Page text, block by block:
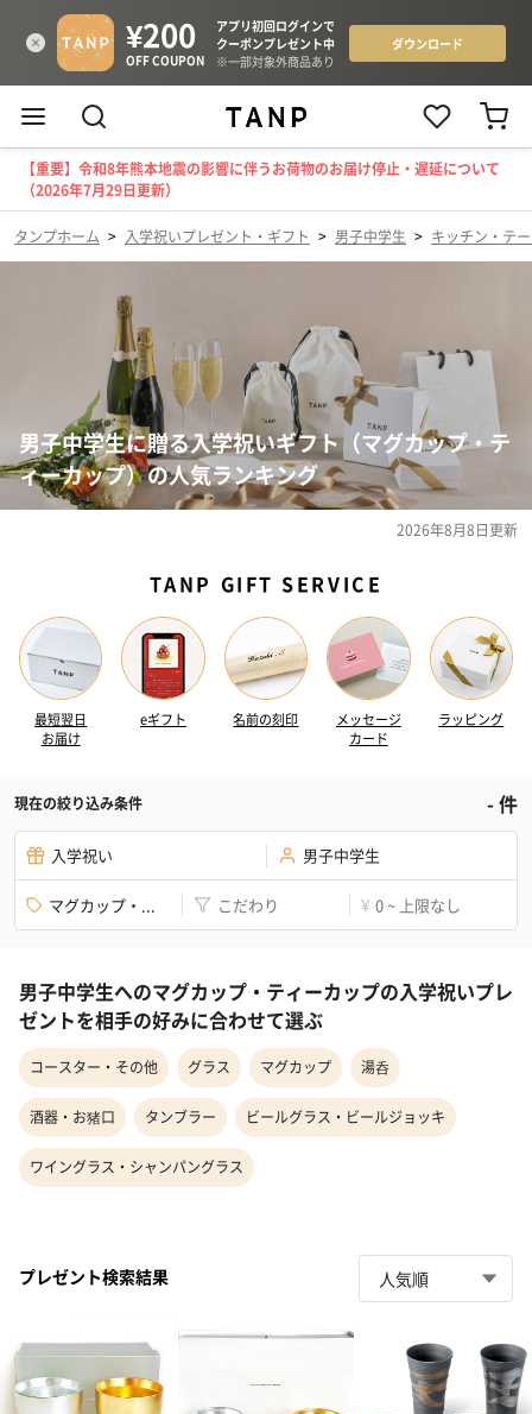
【重要】令和8年熊本地震の影響に伴うお荷物のお届け停止・遅延について
（2026年7月29日更新）
タンプホーム > 入学祝いプレゼント・ギフト > 男子中学生 > キッチン・テ
男子中学生に贈る入学祝いギフト（マグカップ・テ
ィーカップ）の人気ランキング
2026年8月8日更新
TANP GIFT SERVICE
最短翌日
お届け
eギフト 名前の刻印
メッセージ
カード
ラッピング
現在の絞り込み条件 -件
入学祝い 男子中学生
マグカップ・... こだわり ¥ 0 ~ 上限なし
男子中学生へのマグカップ・ティーカップの入学祝いプレ
ゼントを相手の好みに合わせて選ぶ
コースター・その他 グラス マグカップ 湯呑
酒器・お猪口 タンブラー ビールグラス・ビールジョッキ
ワイングラス・シャンパングラス
プレゼント検索結果